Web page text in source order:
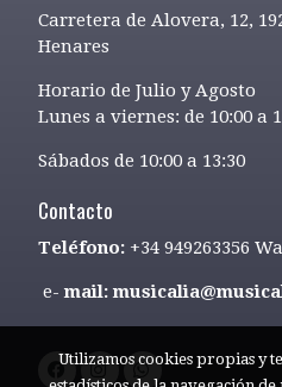
Carretera de Alovera, 12,
Henares
Horario de Julio y Agosto
Lunes a viernes: de 10:00 a
Sábados de 10:00 a 13:30
Contacto
Teléfono: +34 949263356
e-mail:
Utilizamos cookies propias y